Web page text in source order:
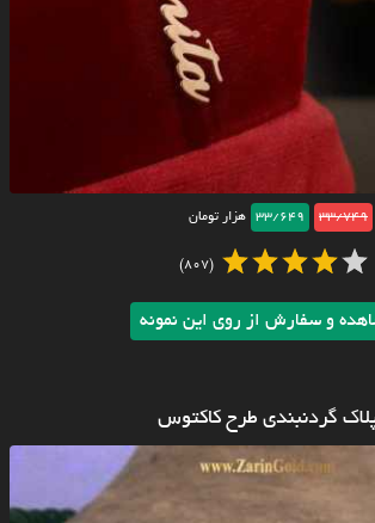
33/749
33/649 هزار تومان
(807)
و سفارش از روی این نمونه
گردنبندی طرح کاکتوس